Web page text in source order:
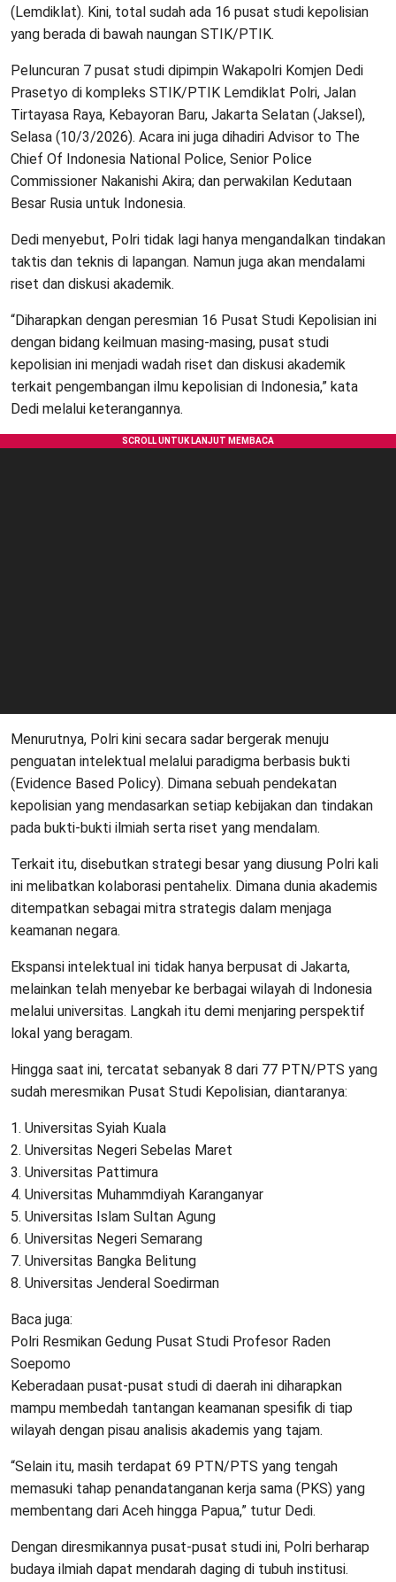
(Lemdiklat). Kini, total sudah ada 16 pusat studi kepolisian
yang berada di bawah naungan STIK/PTIK.
Peluncuran 7 pusat studi dipimpin Wakapolri Komjen Dedi
Prasetyo di kompleks STIK/PTIK Lemdiklat Polri, Jalan
Tirtayasa Raya, Kebayoran Baru, Jakarta Selatan (Jaksel),
Selasa (10/3/2026). Acara ini juga dihadiri Advisor to The
Chief Of Indonesia National Police, Senior Police
Commissioner Nakanishi Akira; dan perwakilan Kedutaan
Besar Rusia untuk Indonesia.
Dedi menyebut, Polri tidak lagi hanya mengandalkan tindakan
taktis dan teknis di lapangan. Namun juga akan mendalami
riset dan diskusi akademik.
“Diharapkan dengan peresmian 16 Pusat Studi Kepolisian ini
dengan bidang keilmuan masing-masing, pusat studi
kepolisian ini menjadi wadah riset dan diskusi akademik
terkait pengembangan ilmu kepolisian di Indonesia,” kata
Dedi melalui keterangannya.
Menurutnya, Polri kini secara sadar bergerak menuju
penguatan intelektual melalui paradigma berbasis bukti
(Evidence Based Policy). Dimana sebuah pendekatan
kepolisian yang mendasarkan setiap kebijakan dan tindakan
pada bukti-bukti ilmiah serta riset yang mendalam.
Terkait itu, disebutkan strategi besar yang diusung Polri kali
ini melibatkan kolaborasi pentahelix. Dimana dunia akademis
ditempatkan sebagai mitra strategis dalam menjaga
keamanan negara.
Ekspansi intelektual ini tidak hanya berpusat di Jakarta,
melainkan telah menyebar ke berbagai wilayah di Indonesia
melalui universitas. Langkah itu demi menjaring perspektif
lokal yang beragam.
Hingga saat ini, tercatat sebanyak 8 dari 77 PTN/PTS yang
sudah meresmikan Pusat Studi Kepolisian, diantaranya:
1. Universitas Syiah Kuala
2. Universitas Negeri Sebelas Maret
3. Universitas Pattimura
4. Universitas Muhammdiyah Karanganyar
5. Universitas Islam Sultan Agung
6. Universitas Negeri Semarang
7. Universitas Bangka Belitung
8. Universitas Jenderal Soedirman
Baca juga:
Polri Resmikan Gedung Pusat Studi Profesor Raden
Soepomo
Keberadaan pusat-pusat studi di daerah ini diharapkan
mampu membedah tantangan keamanan spesifik di tiap
wilayah dengan pisau analisis akademis yang tajam.
“Selain itu, masih terdapat 69 PTN/PTS yang tengah
memasuki tahap penandatanganan kerja sama (PKS) yang
membentang dari Aceh hingga Papua,” tutur Dedi.
Dengan diresmikannya pusat-pusat studi ini, Polri berharap
budaya ilmiah dapat mendarah daging di tubuh institusi.